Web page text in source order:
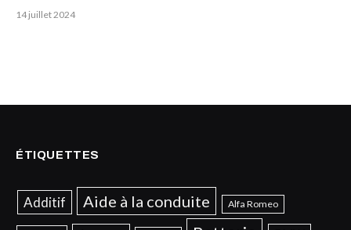
14 juillet 2024
ÉTIQUETTES
Additif Aide à la conduite Alfa Romeo